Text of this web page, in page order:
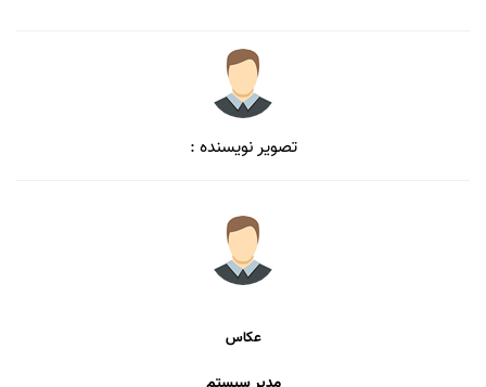
تصویر نویسنده :
عکاس